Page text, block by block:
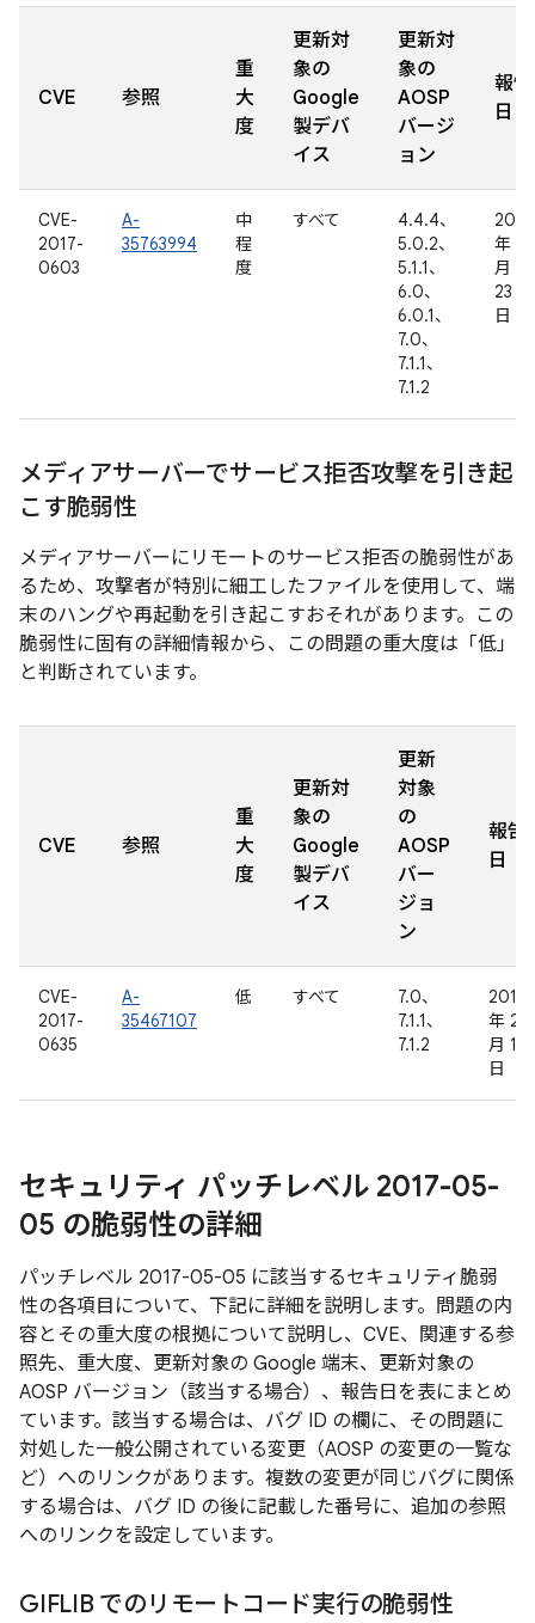
CVE 参照
重
大
度
更新対
象の
Google
製デバ
イス
更新対
象の
AOSP
バージ
ョン
報告
日
CVE-
2017-
0603
A-
35763994
中
程
度
すべて
4.4.4、
5.0.2、
5.1.1、
6.0、
6.0.1、
7.0、
7.1.1、
7.1.2
2017
年 2
月
23
日
メディアサーバーでサービス拒否攻撃を引き起
こす脆弱性
メディアサーバーにリモートのサービス拒否の脆弱性があ
るため、攻撃者が特別に細工したファイルを使用して、端
末のハングや再起動を引き起こすおそれがあります。この
脆弱性に固有の詳細情報から、この問題の重大度は「低」
と判断されています。
CVE 参照
重
大
度
更新対
象の
Google
製デバ
イス
更新
対象
の
AOSP
バー
ジョ
ン
報告
日
CVE-
2017-
0635
A-
35467107
低 すべて
7.0、
7.1.1、
7.1.2
2017
年 2
月 16
日
セキュリティ パッチレベル 2017-05-
05 の脆弱性の詳細
パッチレベル 2017-05-05 に該当するセキュリティ脆弱
性の各項目について、下記に詳細を説明します。問題の内
容とその重大度の根拠について説明し、CVE、関連する参
照先、重大度、更新対象の Google 端末、更新対象の
AOSP バージョン（該当する場合）、報告日を表にまとめ
ています。該当する場合は、バグ ID の欄に、その問題に
対処した一般公開されている変更（AOSP の変更の一覧な
ど）へのリンクがあります。複数の変更が同じバグに関係
する場合は、バグ ID の後に記載した番号に、追加の参照
へのリンクを設定しています。
GIFLIB でのリモートコード実行の脆弱性